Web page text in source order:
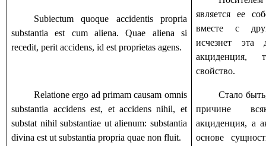
Subiectum quoque accidentis propria
substantia est cum aliena. Quae aliena si
recedit, perit accidens, id est proprietas agens.
Relatione ergo ad primam causam omnis
substantia accidens est, et accidens nihil, et
substat nihil substantiae ut alienum: substantia
divina est ut substantia propria quae non fluit.
является ее
вместе с
исчезнет эта
акциденция,
свойство.
Стало
причине
акциденция, а
основе